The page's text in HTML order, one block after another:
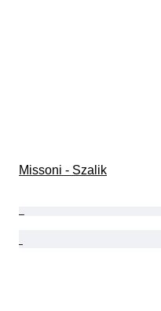
Missoni - Szalik